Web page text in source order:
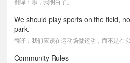
翻译：哦，我明白了。
We should play sports on the field,
park.
翻译：我们应该在运动场做运动，而不是在公
Community Rules